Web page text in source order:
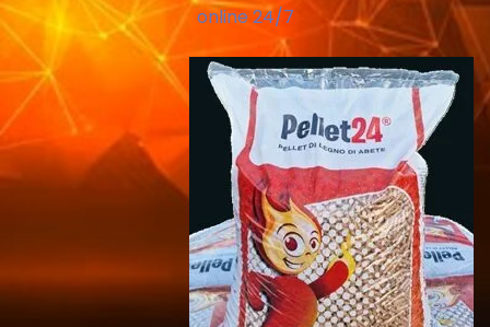
online 24/7